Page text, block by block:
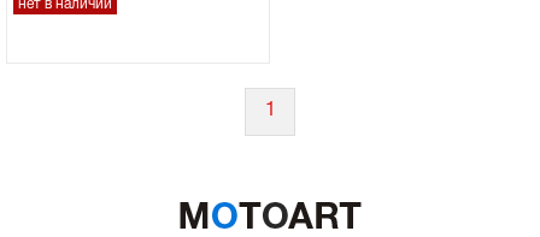
нет в наличии